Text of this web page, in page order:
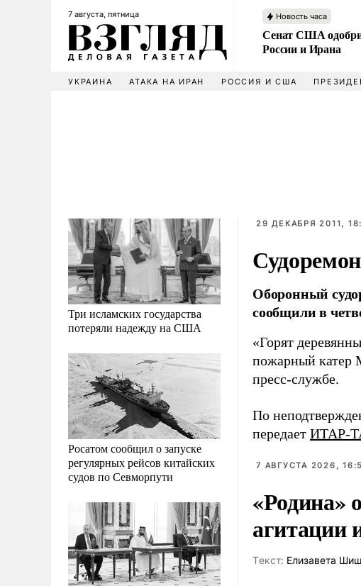
7 августа, пятница Новость часа
Сенат США
России и Ирана
УКРАИНА АТАКА НА ИРАН РОССИЯ И США
Три исламских государства
потеряли надежду на США
Росатом сообщил о запуске
регулярных рейсов китайских
судов по Севморпути
29 ДЕКАБРЯ 2011,
Оборонный
сообщили в
«Горят
пожарный катер
пресс-службе.
По
передает ИТАР-
7 АВГУСТА 2026,
«Родина»
агитации
Tекст: Елизавета